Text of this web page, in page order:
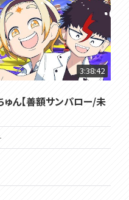
lf41fn2f0ta8vx8
batoya/
3:38:42
ゅん【善額サンパロー/未